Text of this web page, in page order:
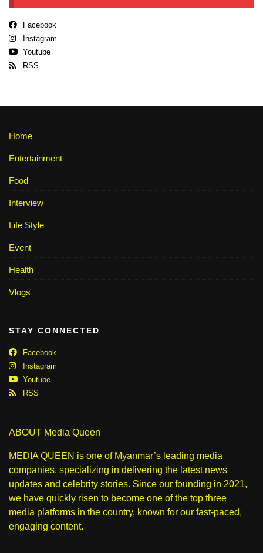
Facebook
Instagram
Youtube
RSS
Home
Entertainment
Food
Interview
Life Style
Event
Health
Vlogs
STAY CONNECTED
Facebook
Instagram
Youtube
RSS
ABOUT Media Queen
MEDIA QUEEN is one of Myanmar’s leading media
companies, specializing in delivering the latest news
updates and celebrity stories. Since our founding in 2021,
we have quickly risen to become one of the top three
media platforms in the country, known for our fast-paced,
engaging content.